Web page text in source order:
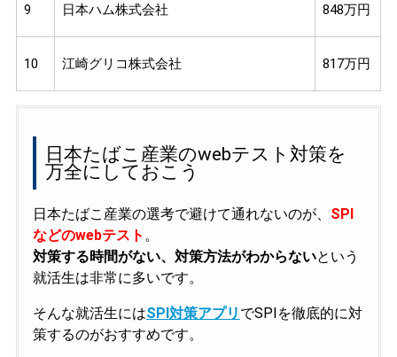
9 日本ハム株式会社 848万円
10 江崎グリコ株式会社 817万円
日本たばこ産業のwebテスト対策を
万全にしておこう
日本たばこ産業の選考で避けて通れないのが、 SPI
などのwebテスト 。
対策する時間がない、対策方法がわからないという
就活生は非常に多いです。
そんな就活生にはSPI対策アプリ でSPIを徹底的に対
策するのがおすすめです。